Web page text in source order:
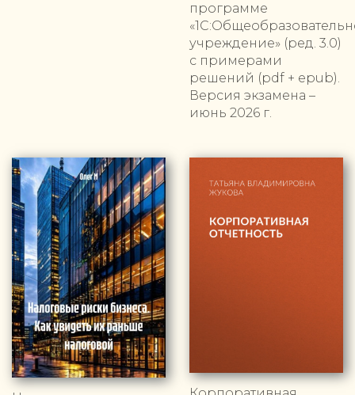
программе
учреждение» (ред. 3.0)
с примерами
решений (pdf + epub).
Версия экзамена –
июнь 2026 г.